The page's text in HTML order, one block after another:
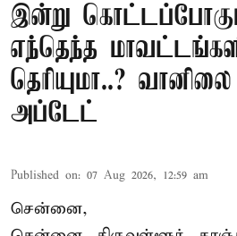
இன்று
எந்தெந்த
தெரியுமா..?
அப்டேட்
Published on: 07 Aug 2026, 12:59 am
சென்னை,